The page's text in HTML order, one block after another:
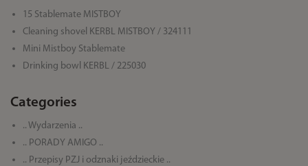
15 Stablemate MISTBOY
Cleaning shovel KERBL MISTBOY / 324111
Mini Mistboy Stablemate
Drinking bowl KERBL / 225030
Categories
.. Wydarzenia ..
.. PORADY AMIGO ..
.. Przepisy PZJ i odznaki jeździeckie ..